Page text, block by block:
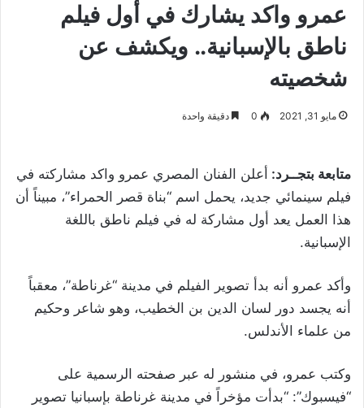
عمرو واكد يشارك في أول فيلم
ناطق بالإسبانية.. ويكشف عن
شخصيته
مايو 31, 2021 0 دقيقة واحدة
متابعة بتجــرد: أعلن الفنان المصري عمرو واكد مشاركته في
فيلم سينمائي جديد، يحمل اسم “بناة قصر الحمراء”، مبيناً أن
هذا العمل يعد أول مشاركة له في فيلم ناطق باللغة
الإسبانية.
وأكد عمرو أنه بدأ تصوير الفيلم في مدينة “غرناطة”، معقباً
أنه يجسد دور لسان الدين بن الخطيب، وهو شاعر وحكيم
من علماء الأندلس.
وكتب عمرو، في منشور له عبر صفحته الرسمية على
“فيسبوك”: “بدأت مؤخراً في مدينة غرناطة بإسبانيا تصوير